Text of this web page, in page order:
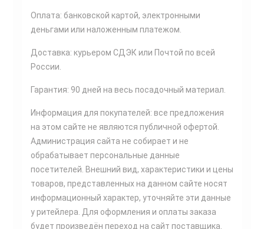
Оплата: банковской картой, электронными
деньгами или наложенным платежом.
Доставка: курьером СДЭК или Почтой по всей
России.
Гарантия: 90 дней на весь посадочный материал.
Информация для покупателей: все предложения
на этом сайте не являются публичной офертой.
Администрация сайта не собирает и не
обрабатывает персональные данные
посетителей. Внешний вид, характеристики и цены
товаров, представленных на данном сайте носят
информационный характер, уточняйте эти данные
у ритейлера. Для оформления и оплаты заказа
будет произведён переход на сайт поставщика.